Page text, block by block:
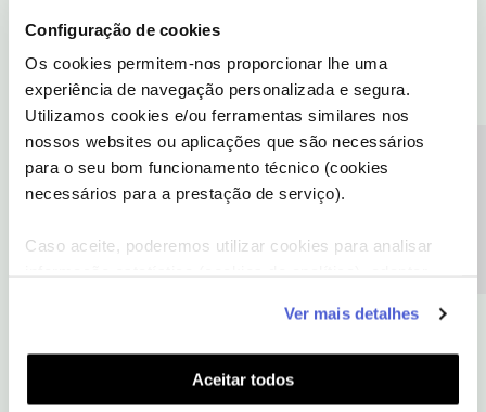
Configuração de cookies
Os cookies permitem-nos proporcionar lhe uma
experiência de navegação personalizada e segura.
Utilizamos cookies e/ou ferramentas similares nos
nossos websites ou aplicações que são necessários
para o seu bom funcionamento técnico (cookies
necessários para a prestação de serviço).
Caso aceite, poderemos utilizar cookies para analisar
funcionalidades (cookies de personalização e
funcionalidade) e adaptar anúncios aos seus interesses
(cookies de publicidade personalizada). Pode gerir a
utilização dos cookies clicando em "Configurar
Ver mais detalhes
Aceitar todos